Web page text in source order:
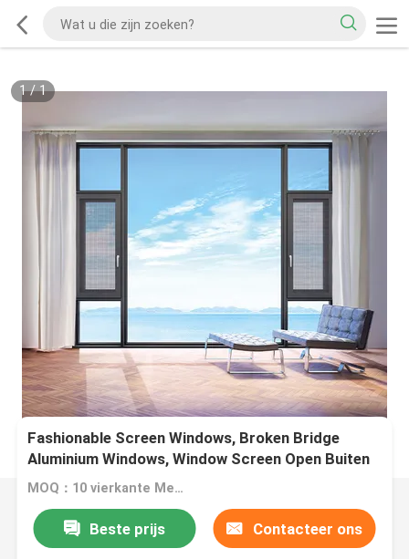
1/1
Fashionable Screen Windows, Broken Bridge
Aluminium Windows, Window Screen Open Buiten
Venster
MOQ：10 vierkante Meters
Beste prijs Contacteer ons